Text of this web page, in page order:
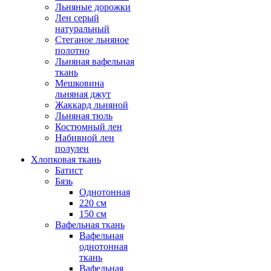
Льняные дорожки
Лен серый
натуральный
Стеганое льняное
полотно
Льняная вафельная
ткань
Мешковина
льняная джут
Жаккард льняной
Льняная тюль
Костюмный лен
Набивной лен
полулен
Хлопковая ткань
Батист
Бязь
Однотонная
220 см
150 см
Вафельная ткань
Вафельная
однотонная
ткань
Вафельная